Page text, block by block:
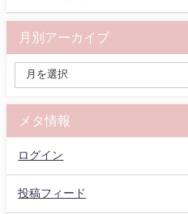
月別アーカイブ
メタ情報
ログイン
投稿フィード